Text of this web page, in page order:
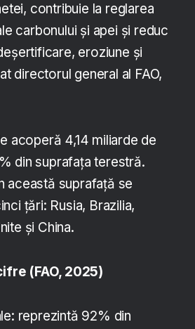
contribuie la reglarea
carbonului și apei și reduc
eroziune și
directorul general al FAO,
acoperă 4,14 miliarde de
din suprafața terestră.
această suprafață se
țări: Rusia, Brazilia,
și China.
(FAO, 2025)
reprezintă 92% din